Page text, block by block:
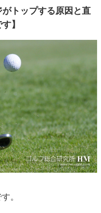
トップする原因と直
】
。